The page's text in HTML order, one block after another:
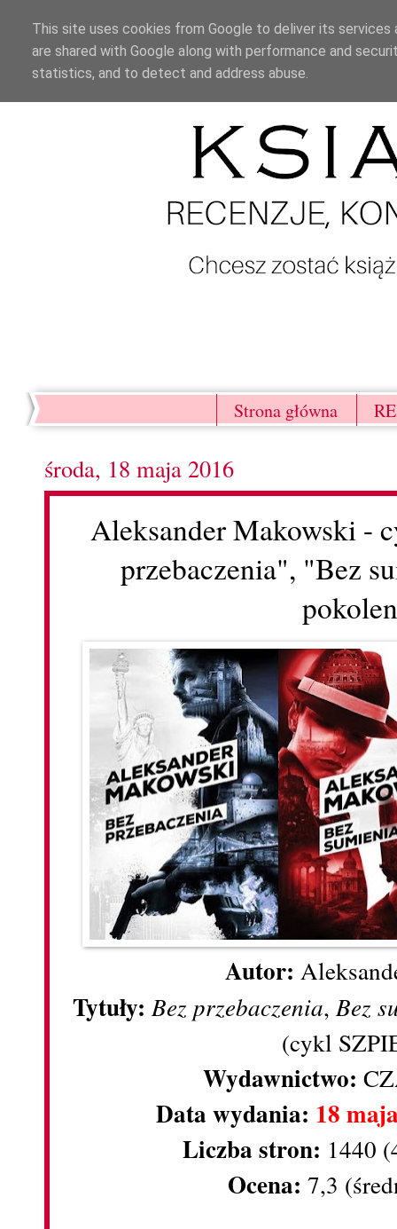
Strona główna
środa, 18 maja 2016
Aleksander Makowski -
przebaczenia", "Bez
Autor:
Tytuły:Bez przebaczenia,Bez
(cykl
Wydawnictwo:
Data wydania: 18
Liczba stron: 1440
Ocena: 7,3
This site uses cookies from Google to deliver its
are shared with Google along with performance and
statistics, and to detect and address abuse.